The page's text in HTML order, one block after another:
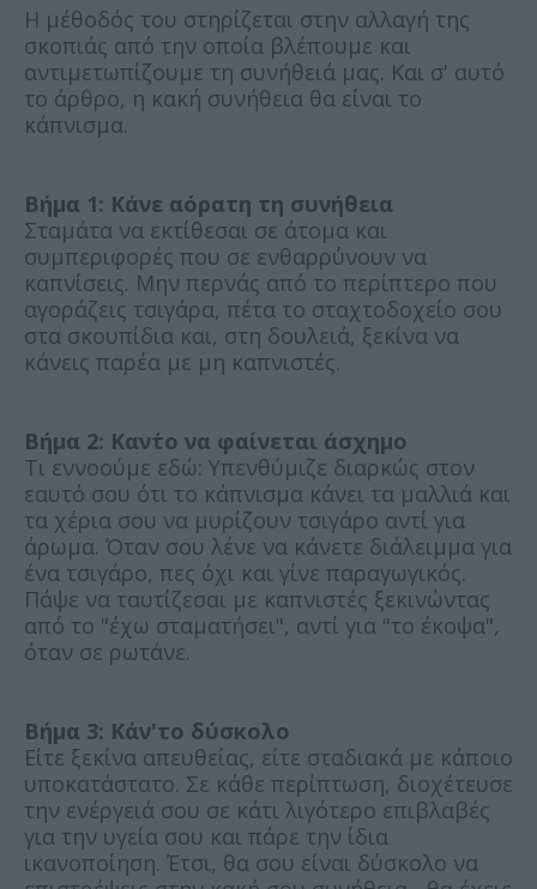
Η μέθοδός του στηρίζεται στην αλλαγή της
σκοπιάς από την οποία βλέπουμε και
αντιμετωπίζουμε τη συνήθειά μας. Και σ' αυτό
το άρθρο, η κακή συνήθεια θα είναι το
κάπνισμα.
Βήμα 1: Κάνε αόρατη τη συνήθεια
Σταμάτα να εκτίθεσαι σε άτομα και
συμπεριφορές που σε ενθαρρύνουν να
καπνίσεις. Μην περνάς από το περίπτερο που
αγοράζεις τσιγάρα, πέτα το σταχτοδοχείο σου
στα σκουπίδια και, στη δουλειά, ξεκίνα να
κάνεις παρέα με μη καπνιστές.
Βήμα 2: Καν΄το να φαίνεται άσχημο
Τι εννοούμε εδώ: Υπενθύμιζε διαρκώς στον
εαυτό σου ότι το κάπνισμα κάνει τα μαλλιά και
τα χέρια σου να μυρίζουν τσιγάρο αντί για
άρωμα. Όταν σου λένε να κάνετε διάλειμμα για
ένα τσιγάρο, πες όχι και γίνε παραγωγικός.
Πάψε να ταυτίζεσαι με καπνιστές ξεκινώντας
από το "έχω σταματήσει", αντί για "το έκοψα",
όταν σε ρωτάνε.
Βήμα 3: Κάν'το δύσκολο
Είτε ξεκίνα απευθείας, είτε σταδιακά με κάποιο
υποκατάστατο. Σε κάθε περίπτωση, διοχέτευσε
την ενέργειά σου σε κάτι λιγότερο επιβλαβές
για την υγεία σου και πάρε την ίδια
ικανοποίηση. Έτσι, θα σου είναι δύσκολο να